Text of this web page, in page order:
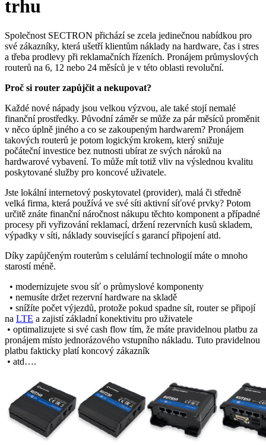
trhu
Společnost SECTRON přichází se zcela jedinečnou nabídkou pro
své zákazníky, která ušetří klientům náklady na hardware, čas i stres
a třeba prodlevy při reklamačních řízeních. Pronájem průmyslových
routerů na 6, 12 nebo 24 měsíců je v této oblasti revoluční.
Proč si router zapůjčit a nekupovat?
Každé nové nápady jsou velkou výzvou, ale také stojí nemalé
finanční prostředky. Původní záměr se může za pár měsíců proměnit
v něco úplně jiného a co se zakoupeným hardwarem? Pronájem
takových routerů je potom logickým krokem, který snižuje
počáteční investice bez nutnosti ubírat ze svých nároků na
hardwarové vybavení. To může mít totiž vliv na výslednou kvalitu
poskytované služby pro koncové uživatele.
Jste lokální internetový poskytovatel (provider), malá či středně
velká firma, která používá ve své síti aktivní síťové prvky? Potom
určitě znáte finanční náročnost nákupu těchto komponent a případné
procesy při vyřizování reklamací, držení rezervních kusů skladem,
výpadky v síti, náklady související s garancí připojení atd.
Díky zapůjčeným routerům s celulární technologií máte o mnoho
starostí méně.
• modernizujete svou síť o průmyslové komponenty
• nemusíte držet rezervní hardware na skladě
• snížíte počet výjezdů, protože pokud spadne sít, routerse připojí
na LTE a zajistí základní konektivitu pro uživatele
• optimalizujete si své cash flow tím, že máte pravidelnou platbu za
pronájem místo jednorázového vstupního nákladu. Tuto pravidelnou
platbu fakticky platí koncový zákazník
• atd….